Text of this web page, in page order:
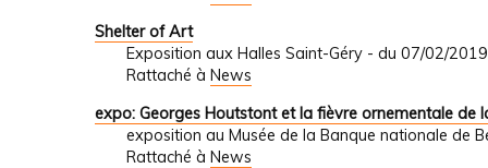
Shelter of Art
Exposition aux Halles Saint-Géry - du 07/02/
Rattaché à News
expo: Georges Houtstont et la fièvre ornementale de
exposition au Musée de la Banque nationale de
Rattaché à News